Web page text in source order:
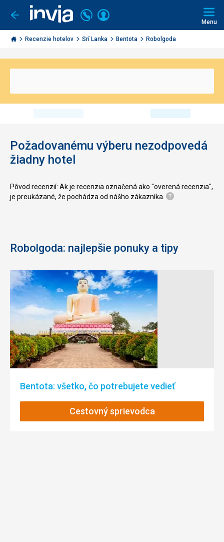
Ísť
späť
Invia.sk
Volajte
+421
2
3221
Prihlásiť
Menu
Recenzie hotelov Srí Lanka Bentota Robolgoda
Požadovanému výberu nezodpovedá
žiadny hotel
Pôvod recenzií: Ak je recenzia označená ako "overená recenzia",
je preukázané, že pochádza od nášho zákazníka.
Robolgoda: najlepšie ponuky a tipy
Bentota: všetko, čo potrebujete vedieť
Cestovný sprievodca